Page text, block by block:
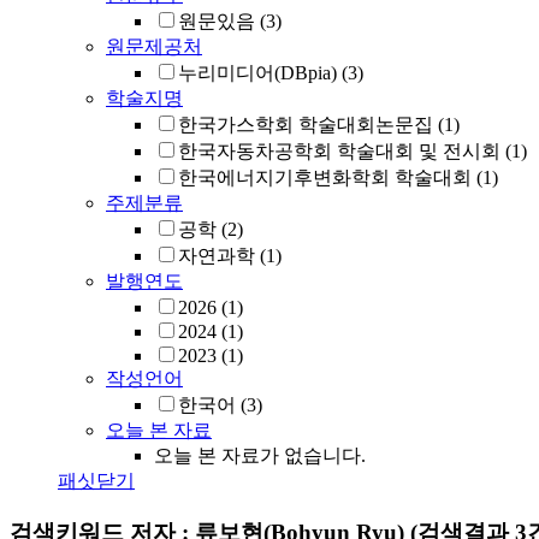
원문있음 (3)
원문제공처
누리미디어(DBpia) (3)
학술지명
한국가스학회 학술대회논문집 (1)
한국자동차공학회 학술대회 및 전시회 (1)
한국에너지기후변화학회 학술대회 (1)
주제분류
공학 (2)
자연과학 (1)
발행연도
2026 (1)
2024 (1)
2023 (1)
작성언어
한국어 (3)
오늘 본 자료
오늘 본 자료가 없습니다.
패싯닫기
검색키워드 저자 : 류보현(Bohyun Ryu) (검색결과 3